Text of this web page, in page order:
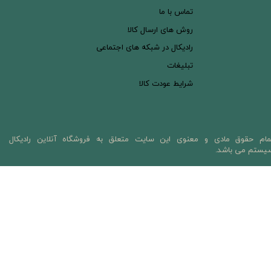
حقوق مادی و معنوی این سایت متعلق به فروشگاه آنلاین رادیکال
می باشد.
تماس با ما
روش های ارسال کالا
رادیکال در شبکه های اجتماعی
تبلیغات
شرایط عودت کالا